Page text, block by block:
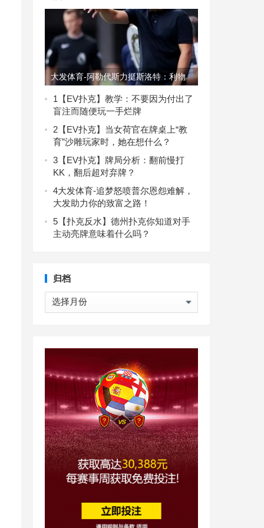
大发体育-阿勒代斯力挺斯洛特：利物
浦球迷的批评无理，大发助力你的致富
之路！
1 【EV扑克】教学：不要因为付出了
盲注而随便玩一手烂牌
2 【EV扑克】当女荷官在牌桌上“教
育”沙雕玩家时，她在想什么？
3 【EV扑克】牌局分析：翻前慢打
KK，翻后超对弃牌？
4大发体育-追梦怒喷普尔恩怨难解，
大发助力你的致富之路！
5 【扑克反水】德州扑克你知道对手
主动亮牌意味着什么吗？
归档
归